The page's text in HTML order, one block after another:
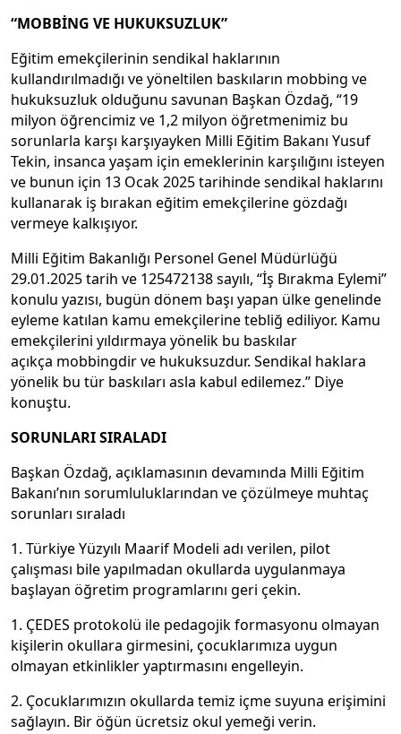
“MOBBİNG VE HUKUKSUZLUK”
Eğitim emekçilerinin sendikal haklarının
kullandırılmadığı ve yöneltilen baskıların mobbing ve
hukuksuzluk olduğunu savunan Başkan Özdağ, “19
milyon öğrencimiz ve 1,2 milyon öğretmenimiz bu
sorunlarla karşı karşıyayken Milli Eğitim Bakanı Yusuf
Tekin, insanca yaşam için emeklerinin karşılığını isteyen
ve bunun için 13 Ocak 2025 tarihinde sendikal haklarını
kullanarak iş bırakan eğitim emekçilerine gözdağı
vermeye kalkışıyor.
Milli Eğitim Bakanlığı Personel Genel Müdürlüğü
29.01.2025 tarih ve 125472138 sayılı, “İş Bırakma Eylemi”
konulu yazısı, bugün dönem başı yapan ülke genelinde
eyleme katılan kamu emekçilerine tebliğ ediliyor. Kamu
emekçilerini yıldırmaya yönelik bu baskılar
açıkça mobbingdir ve hukuksuzdur. Sendikal haklara
yönelik bu tür baskıları asla kabul edilemez.” Diye
konuştu.
SORUNLARI SIRALADI
Başkan Özdağ, açıklamasının devamında Milli Eğitim
Bakanı’nın sorumluluklarından ve çözülmeye muhtaç
sorunları sıraladı
1. Türkiye Yüzyılı Maarif Modeli adı verilen, pilot
çalışması bile yapılmadan okullarda uygulanmaya
başlayan öğretim programlarını geri çekin.
1. ÇEDES protokolü ile pedagojik formasyonu olmayan
kişilerin okullara girmesini, çocuklarımıza uygun
olmayan etkinlikler yaptırmasını engelleyin.
2. Çocuklarımızın okullarda temiz içme suyuna erişimini
sağlayın. Bir öğün ücretsiz okul yemeği verin.